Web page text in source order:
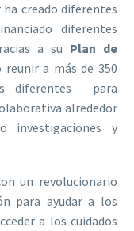
creado diferentes
diferentes
a su Plan de
reunir a más de 350
diferentes para
alrededor
investigaciones y
un revolucionario
para ayudar a los
a los cuidados